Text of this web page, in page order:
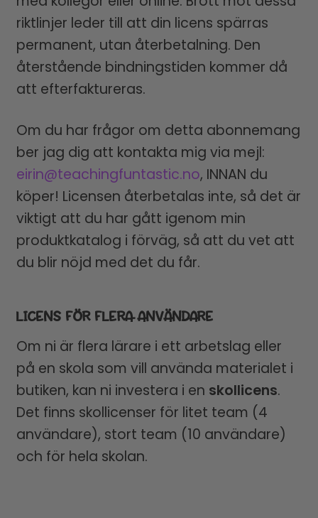
riktlinjer leder till att din licens spärras
permanent, utan återbetalning. Den
återstående bindningstiden kommer då
att efterfaktureras.
Om du har frågor om detta abonnemang
ber jag dig att kontakta mig via mejl:
eirin@teachingfuntastic.no, INNAN du
köper! Licensen återbetalas inte, så det är
viktigt att du har gått igenom min
produktkatalog i förväg, så att du vet att
du blir nöjd med det du får.
LICENS FÖR FLERA ANVÄNDARE
Om ni är flera lärare i ett arbetslag eller
på en skola som vill använda materialet i
butiken, kan ni investera i en skollicens.
Det finns skollicenser för litet team (4
användare), stort team (10 användare)
och för hela skolan.